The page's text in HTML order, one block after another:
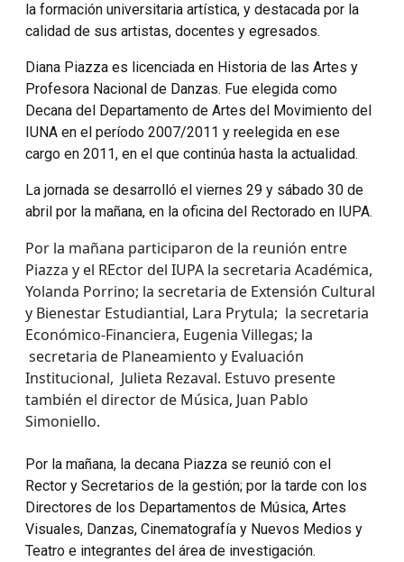
la formación universitaria artística, y destacada por la
calidad de sus artistas, docentes y egresados.
Diana Piazza es licenciada en Historia de las Artes y
Profesora Nacional de Danzas. Fue elegida como
Decana del Departamento de Artes del Movimiento del
IUNA en el período 2007/2011 y reelegida en ese
cargo en 2011, en el que continúa hasta la actualidad.
La jornada se desarrolló el viernes 29 y sábado 30 de
abril por la mañana, en la oficina del Rectorado en IUPA.
Por la mañana participaron de la reunión entre
Piazza y el REctor del IUPA la secretaria Académica,
Yolanda Porrino; la secretaria de Extensión Cultural
y Bienestar Estudiantial, Lara Prytula; la secretaria
Económico-Financiera, Eugenia Villegas; la
secretaria de Planeamiento y Evaluación
Institucional, Julieta Rezaval. Estuvo presente
también el director de Música, Juan Pablo
Simoniello.
Por la mañana, la decana Piazza se reunió con el
Rector y Secretarios de la gestión; por la tarde con los
Directores de los Departamentos de Música, Artes
Visuales, Danzas, Cinematografía y Nuevos Medios y
Teatro e integrantes del área de investigación.